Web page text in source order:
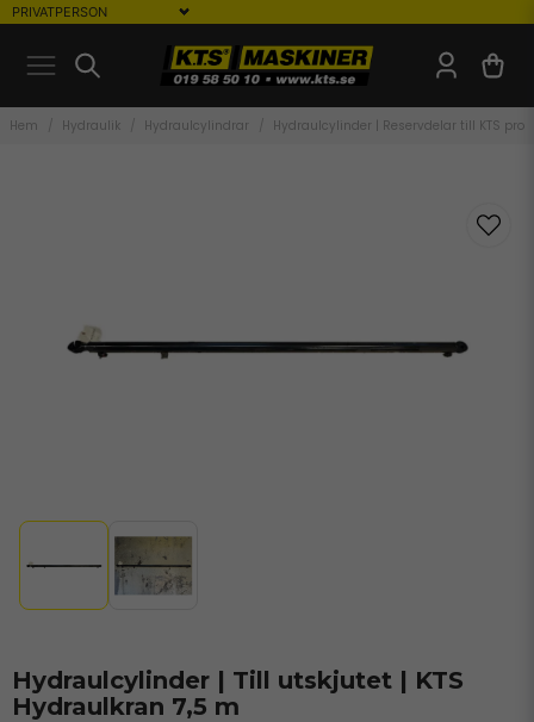
Hem Hydraulik Hydraulcylindrar Hydraulcylinder | Reservdelar till KTS
Hydraulcylinder | Till utskjutet | KTS
Hydraulkran 7,5 m